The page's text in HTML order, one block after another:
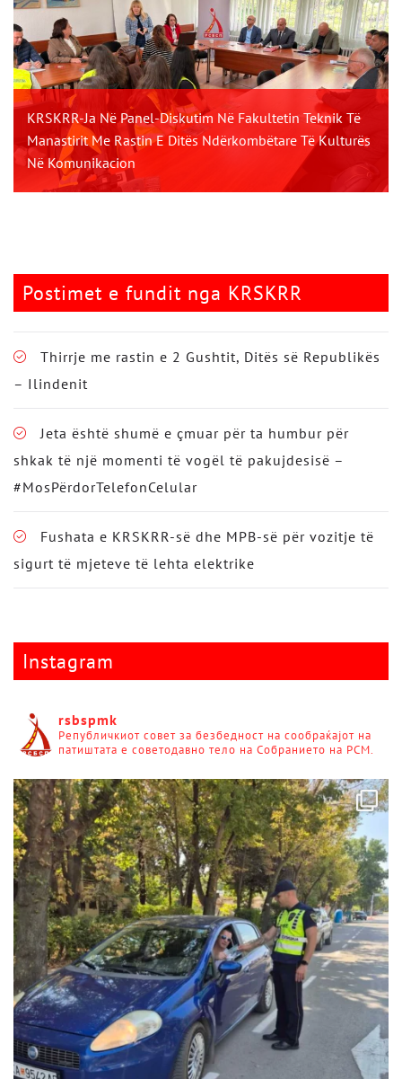
KRSKRR-Ja Në Panel-Diskutim Në Fakultetin Teknik Të
Manastirit Me Rastin E Ditës Ndërkombëtare Të Kulturës
Në Komunikacion
Postimet e fundit nga KRSKRR
Thirrje me rastin e 2 Gushtit, Ditës së Republikës
– Ilindenit
Jeta është shumë e çmuar për ta humbur për
shkak të një momenti të vogël të pakujdesisë –
#MosPërdorTelefonCelular
Fushata e KRSKRR-së dhe MPB-së për vozitje të
sigurt të mjeteve të lehta elektrike
Instagram
rsbspmk
Републичкиот совет за безбедност на сообраќајот на
патиштата е советодавно тело на Собранието на РСМ.